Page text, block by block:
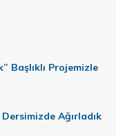
Başlıklı Projemizle
Ağırladık